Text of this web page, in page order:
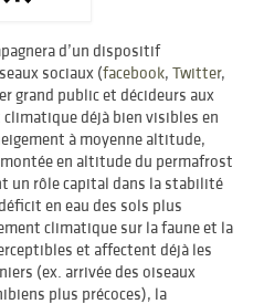
d’un dispositif
sociaux (facebook, Twitter,
grand public et décideurs aux
déjà bien visibles en
à moyenne altitude,
en altitude du permafrost
un rôle capital dans la stabilité
en eau des sols plus
climatique sur la faune et la
et affectent déjà les
(ex. arrivée des oiseaux
plus précoces), la